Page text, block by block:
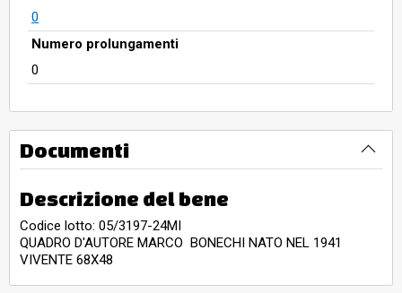
0
Numero prolungamenti
0
Documenti
Descrizione del bene
Codice lotto: 05/3197-24MI
QUADRO D'AUTORE MARCO BONECHI NATO NEL 1941
VIVENTE 68X48